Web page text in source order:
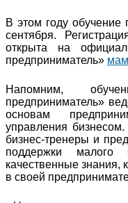
В этом году
сентября.
открыта на
предприниматель»
Напомним,
предприниматель»
основам
управления
бизнес-тренеры и
поддержки малого
качественные
в своей